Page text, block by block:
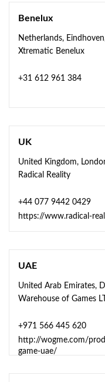
Benelux
Netherlands,
Xtrematic Benelux
+31 612 961 384
UK
United Kingdom,
Radical Reality
+44 077 9442 0429
https://www.radical-
UAE
United Arab Emirates,
Warehouse of Games
+971 566 445 620
http://wogme.com/
game-uae/